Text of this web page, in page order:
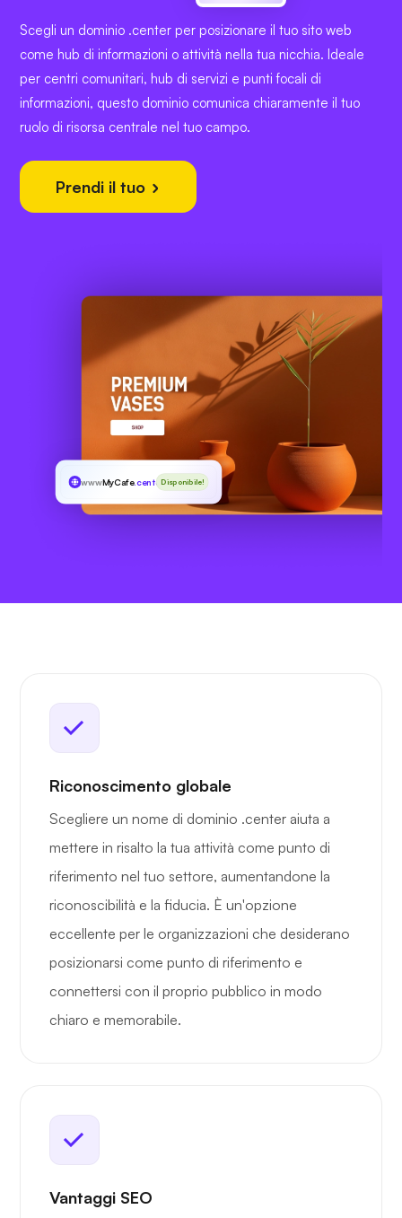
Scegli un dominio .center per posizionare il tuo sito web
come hub di informazioni o attività nella tua nicchia. Ideale
per centri comunitari, hub di servizi e punti focali di
informazioni, questo dominio comunica chiaramente il tuo
ruolo di risorsa centrale nel tuo campo.
Prendi il tuo
wwwMyCafe.centerDisponibile!
Riconoscimento globale
Scegliere un nome di dominio .center aiuta a
mettere in risalto la tua attività come punto di
riferimento nel tuo settore, aumentandone la
riconoscibilità e la fiducia. È un'opzione
eccellente per le organizzazioni che desiderano
posizionarsi come punto di riferimento e
connettersi con il proprio pubblico in modo
chiaro e memorabile.
Vantaggi SEO